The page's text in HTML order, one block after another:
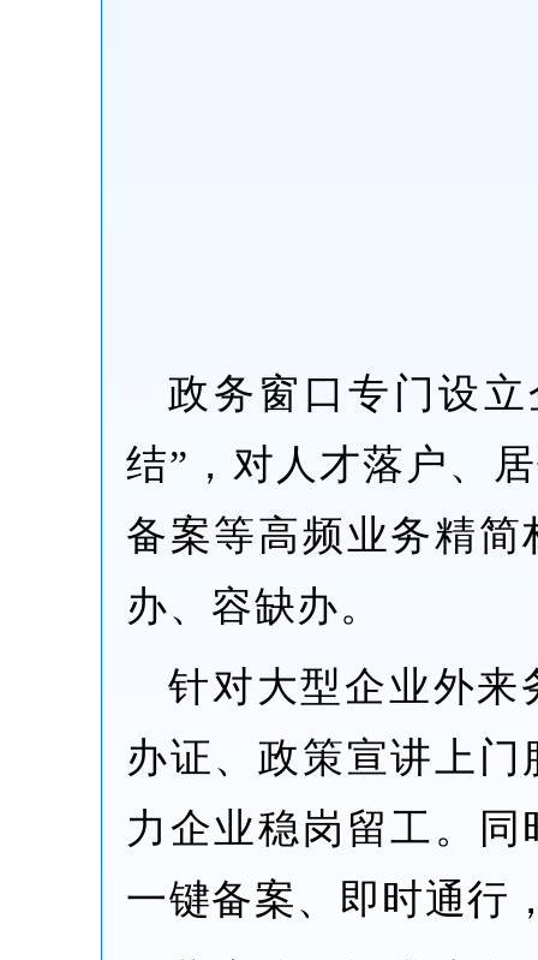
政务窗口专门设
结”，对人才落户、
备案等高频业务精
办、容缺办。
针对大型企业外来
办证、政策宣讲上
力企业稳岗留工。
一键备案、即时通行